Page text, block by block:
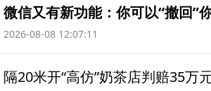
微信又有新功能：你可以“撤回”
2026-08-08 12:07:11
隔20米开“高仿”奶茶店判赔35万